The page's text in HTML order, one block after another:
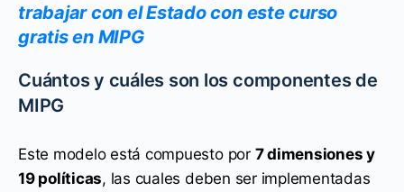
trabajar con el Estado con este curso
gratis en MIPG
Cuántos y cuáles son los componentes de
MIPG
Este modelo está compuesto por 7 dimensiones y
19 políticas, las cuales deben ser implementadas